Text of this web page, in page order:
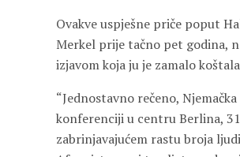
Ovakve uspješne priče poput
Merkel prije tačno pet godina,
izjavom koja ju je zamalo
“Jednostavno rečeno,
konferenciji u centru Berlina,
zabrinjavajućem rastu broja